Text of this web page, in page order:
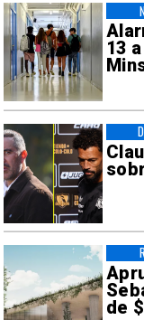
13
de